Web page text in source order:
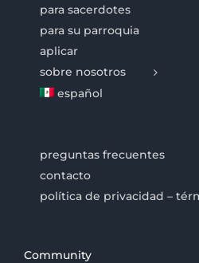
para sacerdotes
para su parroquia
aplicar
sobre nosotros
español
preguntas frecuentes
contacto
política de privacidad –
Community